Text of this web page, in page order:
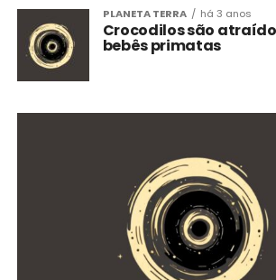
PLANETA TERRA há 3 anos
Crocodilos são
bebês primatas